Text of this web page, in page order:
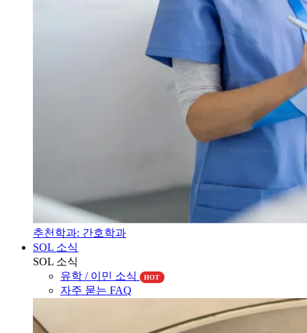
추천학과: 간호학과
SOL 소식
SOL 소식
유학 / 이민 소식
자주 묻는 FAQ